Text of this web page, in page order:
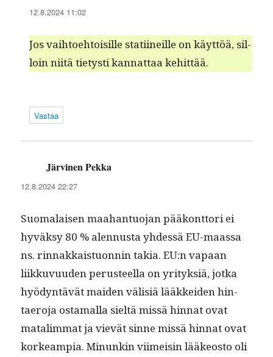
12.8.2024 11:02
Jos vai­h­toe­htoisille sta­ti­ineille on käyt­töä, sil­
loin niitä tietysti kan­nat­taa kehittää.
Vastaa
Järvinen Pekka
12.8.2024 22:27
Suo­ma­laisen maa­han­tuo­jan pääkont­tori ei
hyväksy 80 % alen­nus­ta yhdessä EU-maas­sa
ns. rin­nakkaistuon­nin takia. EU:n vapaan
liikku­vu­u­den perus­teel­la on yri­tyk­siä, jot­ka
hyö­dyn­tävät maid­en välisiä lääkkei­den hin­
taero­ja osta­mal­la sieltä mis­sä hin­nat ovat
matal­im­mat ja vievät sinne mis­sä hin­nat ovat
korkeampia. Min­unkin viimeisin lääkeosto oli